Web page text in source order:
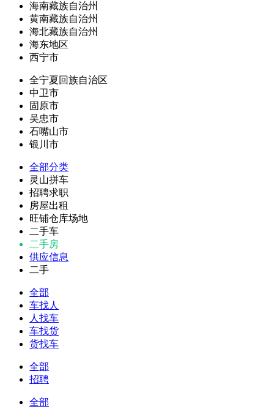
海南藏族自治州
黄南藏族自治州
海北藏族自治州
海东地区
西宁市
全宁夏回族自治区
中卫市
固原市
吴忠市
石嘴山市
银川市
全部分类
灵山拼车
招聘求职
房屋出租
旺铺仓库场地
二手车
二手房
供应信息
二手
全部
车找人
人找车
车找货
货找车
全部
招聘
全部